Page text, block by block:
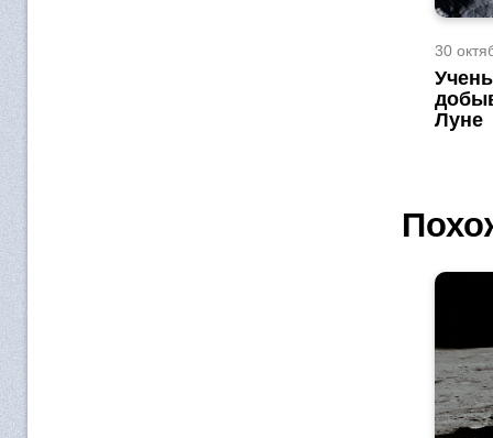
30
Луне